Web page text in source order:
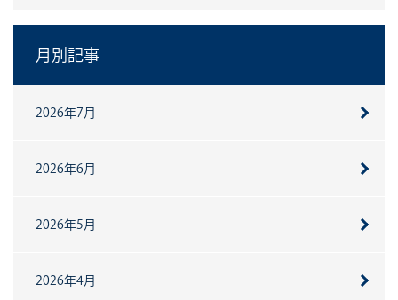
月別記事
2026年7月
2026年6月
2026年5月
2026年4月